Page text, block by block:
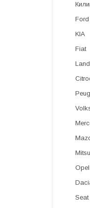
Ford
KIA
Fiat
Opel
Seat